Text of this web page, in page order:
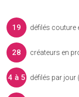
19 défilés couture
28 créateurs en
4 à 5 défilés par jour